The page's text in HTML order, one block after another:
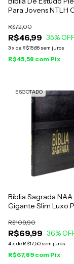
Para Jovens NTLH
R$46,99
R$72,00
35%
3x de R$15,66 sem juros
R$45,58 com Pix
ESGOTADO
Bíblia Sagrada NAA
Gigante Slim Luxo
R$69,99
R$109,90
36%
4x de R$17,50 sem juros
R$67,89 com Pix